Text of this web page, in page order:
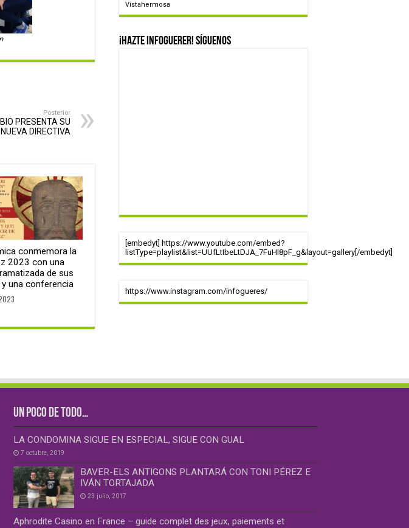
Posterior
PRESENTA SU
NUEVA DIRECTIVA
conmemora la
2023 con una
de sus
una conferencia
Vistahermosa
¡Hazte infoguerer! Síguenos
[embedyt] https://www.youtube.com/embed?
listType=playlist&list=UUfLtIbeLtDJA_7FuHI8pF_g&layout=gallery[/embedyt]
https://www.instagram.com/infogueres/
UN POCO DE TODO…
LA CONDOMINA SIGUE EN ESPECIAL, SIGUE CON GUAL
7 octubre, 2019
BAVER-ELS ANTIGONS PLANTARÁ CON TONI PÉREZ E
IVÁN TORTAJADA
23 julio, 2017
Aphrodite Casino en France – guide complet des jeux, paiements et